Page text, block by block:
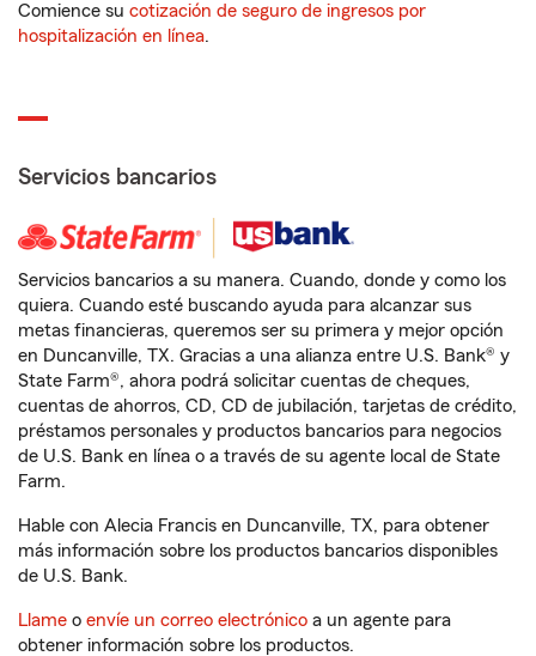
Comience su cotización de seguro de ingresos por
hospitalización en línea.
Servicios bancarios
Servicios bancarios a su manera. Cuando, donde y como los
quiera. Cuando esté buscando ayuda para alcanzar sus
metas financieras, queremos ser su primera y mejor opción
en Duncanville, TX. Gracias a una alianza entre U.S. Bank® y
State Farm®, ahora podrá solicitar cuentas de cheques,
cuentas de ahorros, CD, CD de jubilación, tarjetas de crédito,
préstamos personales y productos bancarios para negocios
de U.S. Bank en línea o a través de su agente local de State
Farm.
Hable con Alecia Francis en Duncanville, TX, para obtener
más información sobre los productos bancarios disponibles
de U.S. Bank.
Llame o envíe un correo electrónico a un agente para
obtener información sobre los productos.